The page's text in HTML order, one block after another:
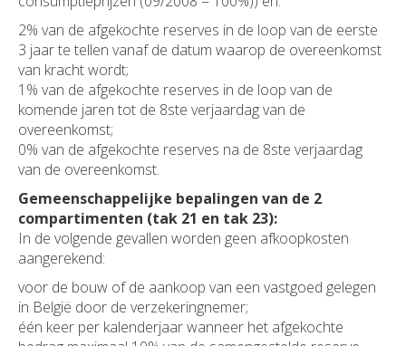
2% van de afgekochte reserves in de loop van de eerste
3 jaar te tellen vanaf de datum waarop de overeenkomst
van kracht wordt;
1% van de afgekochte reserves in de loop van de
komende jaren tot de 8ste verjaardag van de
overeenkomst;
0% van de afgekochte reserves na de 8ste verjaardag
van de overeenkomst.
Gemeenschappelijke bepalingen van de 2
compartimenten (tak 21 en tak 23):
In de volgende gevallen worden geen afkoopkosten
aangerekend:
voor de bouw of de aankoop van een vastgoed gelegen
in België door de verzekeringnemer;
één keer per kalenderjaar wanneer het afgekochte